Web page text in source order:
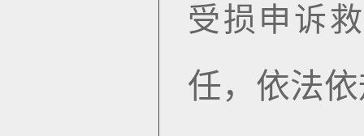
受损申诉
任，依法